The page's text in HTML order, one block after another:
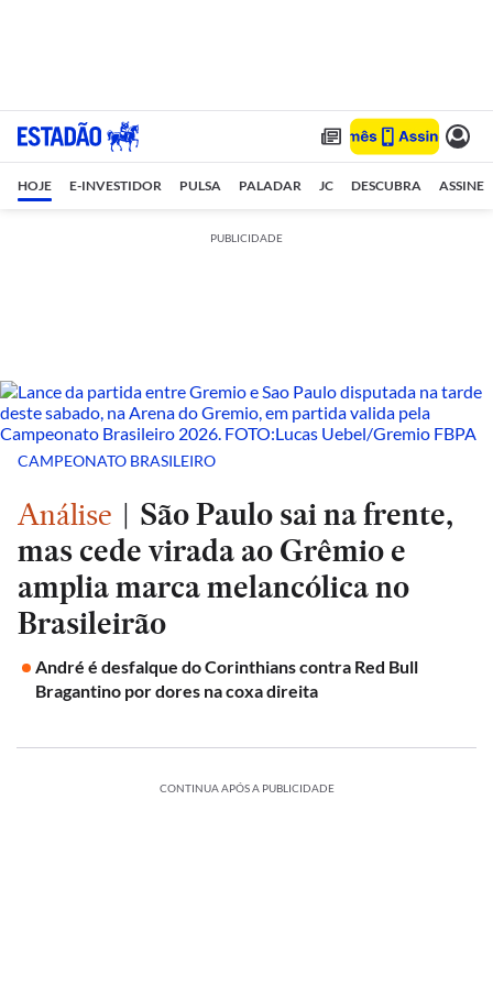
HOJE E-INVESTIDOR PULSA PALADAR JC DESCUBRA ASSINE
PUBLICIDADE
CAMPEONATO BRASILEIRO
Análise | São Paulo sai na frente,
mas cede virada ao Grêmio e
amplia marca melancólica no
Brasileirão
André é desfalque do Corinthians contra Red Bull
Bragantino por dores na coxa direita
CONTINUA APÓS A PUBLICIDADE